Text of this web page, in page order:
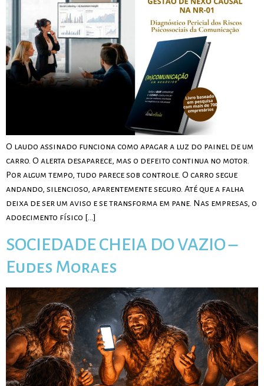
O laudo assinado funciona como apagar a luz do painel de um
carro. O alerta desaparece, mas o defeito continua no motor.
Por algum tempo, tudo parece sob controle. O carro segue
andando, silencioso, aparentemente seguro. Até que a falha
deixa de ser um aviso e se transforma em pane. Nas empresas, o
adoecimento físico […]
SOCIEDADE CHEIA DO VAZIO –
Eudes Moraes